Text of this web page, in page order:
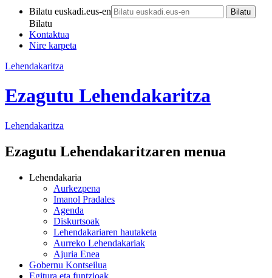
Bilatu euskadi.eus-en
Bilatu
Kontaktua
Nire karpeta
Lehendakaritza
Ezagutu Lehendakaritza
Lehendakaritza
Ezagutu Lehendakaritzaren menua
Lehendakaria
Aurkezpena
Imanol Pradales
Agenda
Diskurtsoak
Lehendakariaren hautaketa
Aurreko Lehendakariak
Ajuria Enea
Gobernu Kontseilua
Egitura eta funtzioak